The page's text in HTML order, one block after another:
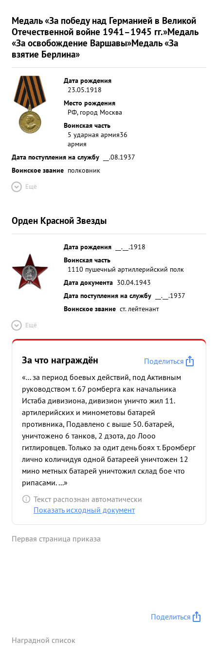
Медаль «За победу над Германией в Великой
Отечественной войне 1941–1945 гг.»Медаль
«За освобождение Варшавы»Медаль «За
взятие Берлина»
Дата рождения
23.05.1918
Место рождения
РФ, город Москва
Воинская часть
5 ударная армия36
армия
Дата поступления на службу
__.08.1937
Воинское звание полковник
Ещё
Орден Красной Звезды
Дата рождения
__.__.1918
Воинская часть
1110 пушечный артиллерийский полк
Дата документа 30.04.1943
Дата поступления на службу
__.__.1937
Воинское звание ст. лейтенант
Ещё
За что награждён
Поделиться
«... за период боевых действий, под Активным
руководством т. 67 ромберга как начальника
Истаба дивизиона, дивизион уничто жил 11.
артилерийских и минометовы батарей
противника, Подавлено с выше 50. батарей,
уничтожено 6 танков, 2 дзота, до Лооо
гитлировцев. Только за одит день боях т. Бромберг
лично количидуя одной батареей уничтожен 12
мино метных батарей уничтожил склад бое что
рипасами. ...»
Текст распознан автоматически
Показать исходный документ
Первая страница приказа
Поделиться
Наградной список